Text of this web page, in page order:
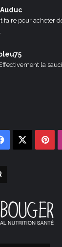
faire pour acheter
la
Facebook